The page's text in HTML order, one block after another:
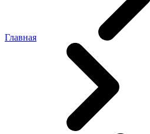
Главная